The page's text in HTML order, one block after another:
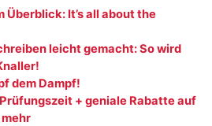
Überblick: It’s all about the
leicht gemacht: So wird
dem Dampf!
+ geniale Rabatte auf
mehr